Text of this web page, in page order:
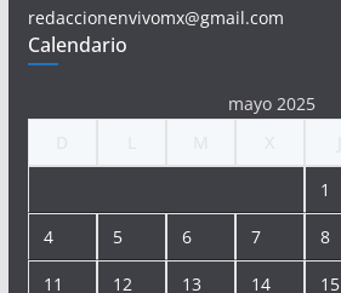
redaccionenvivomx@gmail.com
Calendario
mayo 2025
1
4 5 6 7 8
11 12 13 14 15